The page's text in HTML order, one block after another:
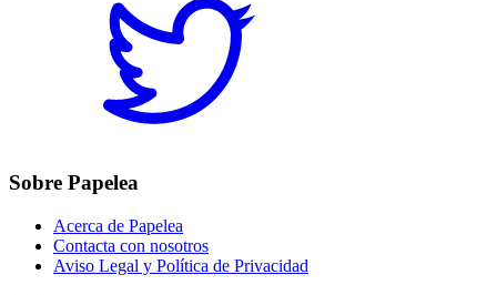
Sobre Papelea
Acerca de Papelea
Contacta con nosotros
Aviso Legal y Política de Privacidad